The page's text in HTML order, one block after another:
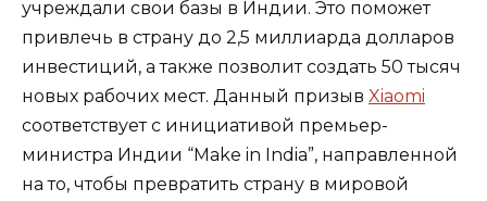
учреждали свои базы в Индии. Это поможет
привлечь в страну до 2,5 миллиарда долларов
инвестиций, а также позволит создать 50 тысяч
новых рабочих мест. Данный призыв Xiaomi
соответствует с инициативой премьер-
министра Индии “Make in India”, направленной
на то, чтобы превратить страну в мировой